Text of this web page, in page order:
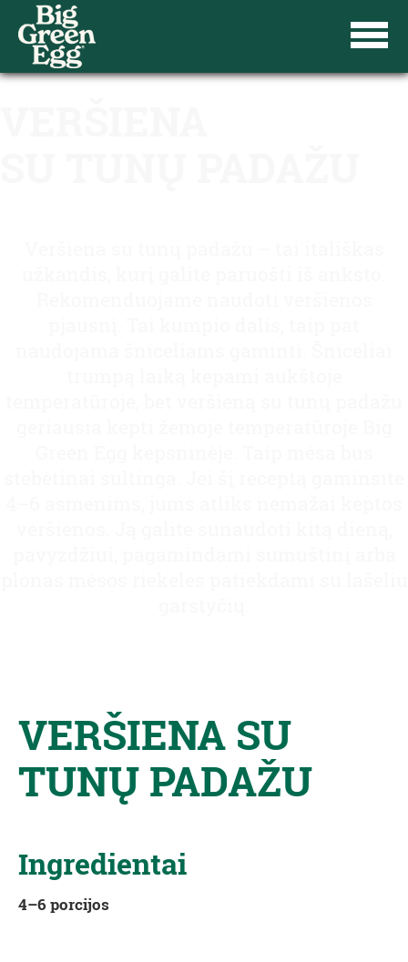
VERŠIENA SU
TUNŲ PADAŽU
Ingredientai
4–6 porcijos